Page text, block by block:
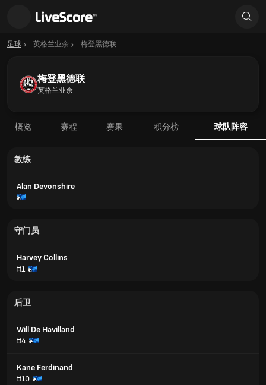
足球 英格兰业余 梅登黑德联
梅登黑德联
英格兰业余
概览 赛程 赛果 积分榜 球队阵容
教练
Alan Devonshire
守门员
Harvey Collins
#1
后卫
Will De Havilland
#4
Kane Ferdinand
#10